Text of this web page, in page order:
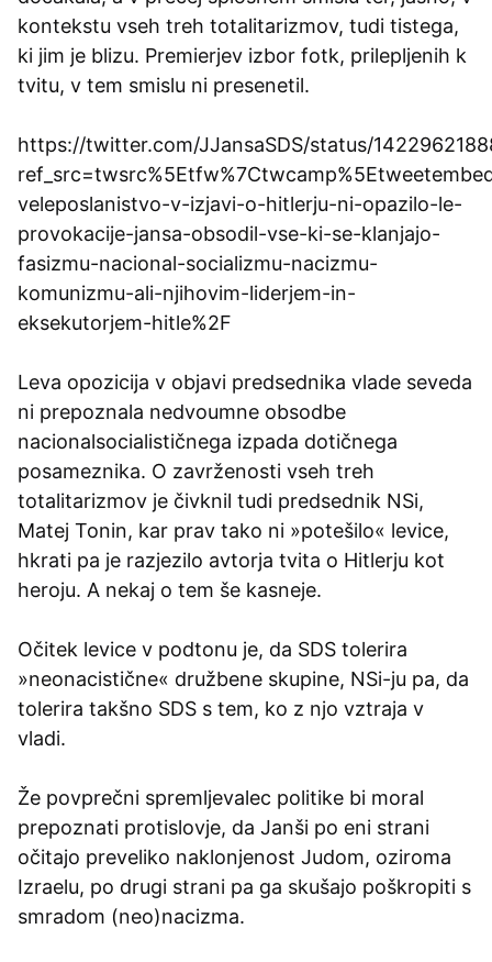
kontekstu vseh treh totalitarizmov, tudi tistega,
ki jim je blizu. Premierjev izbor fotk, prilepljenih k
tvitu, v tem smislu ni presenetil.
https://twitter.com/JJansaSDS/status/
veleposlanistvo-v-izjavi-o-hitlerju-ni-opazilo-le-
provokacije-jansa-obsodil-vse-ki-se-klanjajo-
fasizmu-nacional-socializmu-nacizmu-
komunizmu-ali-njihovim-liderjem-in-
eksekutorjem-hitle%2F
Leva opozicija v objavi predsednika vlade seveda
ni prepoznala nedvoumne obsodbe
nacionalsocialističnega izpada dotičnega
posameznika. O zavrženosti vseh treh
totalitarizmov je čivknil tudi predsednik NSi,
Matej Tonin, kar prav tako ni »potešilo« levice,
hkrati pa je razjezilo avtorja tvita o Hitlerju kot
heroju. A nekaj o tem še kasneje.
Očitek levice v podtonu je, da SDS tolerira
»neonacistične« družbene skupine, NSi-ju pa, da
tolerira takšno SDS s tem, ko z njo vztraja v
vladi.
Že povprečni spremljevalec politike bi moral
prepoznati protislovje, da Janši po eni strani
očitajo preveliko naklonjenost Judom, oziroma
Izraelu, po drugi strani pa ga skušajo poškropiti s
smradom (neo)nacizma.